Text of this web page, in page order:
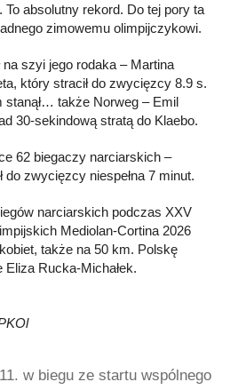
absolutny rekord. Do tej pory ta
zimowemu olimpijczykowi.
na szyi jego rodaka – Martina
który stracił do zwycięzcy 8.9 s.
stanął… także Norweg – Emil
30-sekindową stratą do Klaebo.
62 biegaczy narciarskich –
do zwycięzcy niespełna 7 minut.
narciarskich podczas XXV
Mediolan-Cortina 2026
także na 50 km. Polskę
Rucka-Michałek.
w biegu ze startu wspólnego